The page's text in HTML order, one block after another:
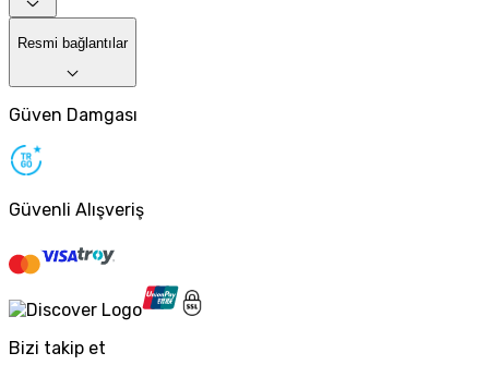
Resmi bağlantılar
Güven Damgası
Güvenli Alışveriş
Bizi takip et